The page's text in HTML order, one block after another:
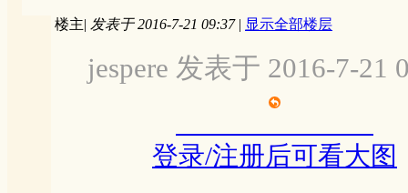
楼主| 发表于 2016-7-21 09:37 | 显示全部楼层
jespere 发表于 2016-7-21
登录/注册后可看大图